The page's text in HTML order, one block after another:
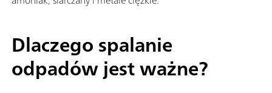
Dlaczego spalanie
odpadów jest ważne?